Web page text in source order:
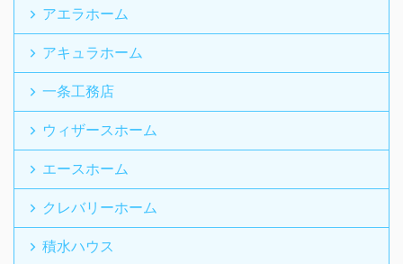
アエラホーム
アキュラホーム
一条工務店
ウィザースホーム
エースホーム
クレバリーホーム
積水ハウス